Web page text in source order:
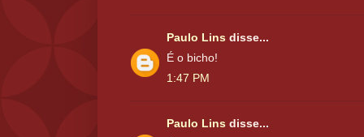
Paulo Lins disse...
É o bicho!
1:47 PM
Paulo Lins disse...